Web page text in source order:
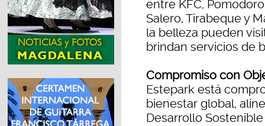
entre KFC,
Salero, Tirabeque y
la belleza pueden
brindan servicios de
Compromiso con
Estepark está
bienestar global,
Desarrollo Sostenible